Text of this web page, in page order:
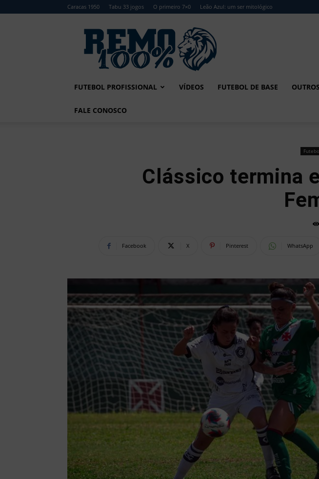
Caracas 1950 Tabu 33 jogos O primeiro 7×0 Leão Azul: um ser mitológico
Remo
FUTEBOL PROFISSIONAL VÍDEOS FUTEBOL DE BASE
FALE CONOSCO
Clássico termina
Facebook X Pinterest WhatsApp